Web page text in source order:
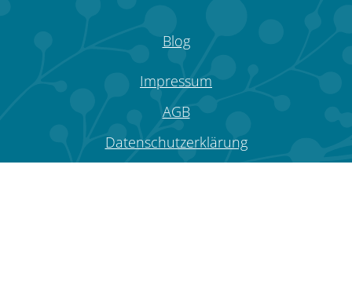
Blog
Impressum
AGB
Datenschutzerklärung